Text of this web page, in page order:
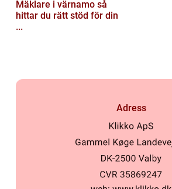
Mäklare i värnamo så
hittar du rätt stöd för din
...
Adress